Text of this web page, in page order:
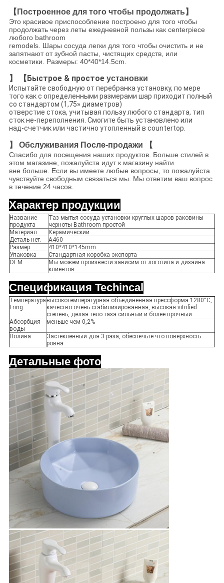
【Построенное для того чтобы продолжать】
Это красивое приспособление построено для того чтобы
продолжать через леты ежедневной пользы как centerpiece
любого bathroom
remodels. Шары сосуда легки для того чтобы очистить и не
запятнают от зубной пасты, чистящих средств, или
косметики. Размеры: 40*40*14.5cm.
】 【 Быстрое & простоеустановки
Испытайте свободную от перебранка установку, по мере
того как с определенными размерами шар приходит полный
со стандартом (1,75» диаметров)
отверстие стока, учитывая пользу любого стандарта, тип
сток не-переполнения. Смогите быть установлено или
над-счетчик или частично утопленный в countertop.
】 Обслуживания После-продажи 【
Спасибо для посещения наших продуктов. Больше стилей в
этом магазине, пожалуйста идут к магазину найти
вне больше. Если вы имеете любые вопросы, то пожалуйста
чувствуйте свободным связаться мы. Мы ответим ваш вопрос
в течение 24 часов.
Характер продукции
Название
продукта
Таз мытья сосуда установки круглых шаров раковины
черноты Bathroom простой
Материал
Керамический
Деталь нет.
A460
Размер
410*410*145mm
Упаковка
Стандартная коробка экспорта
OEM
Мы можем произвести зависим от логотипа и дизайна
клиентов
Спецификация Techincal
Температура
Fring
высокотемпературная объединенная прессформа 1280°C,
качество очень стабилизированная, высокая vitrified
степень, делая тело таза сильный и более прочный.
Абсорбция
воды
меньше чем 0,2%
Полива
Застекленный для 3 раза, обеспечьте что поверхность
ровна.
Детальные фото